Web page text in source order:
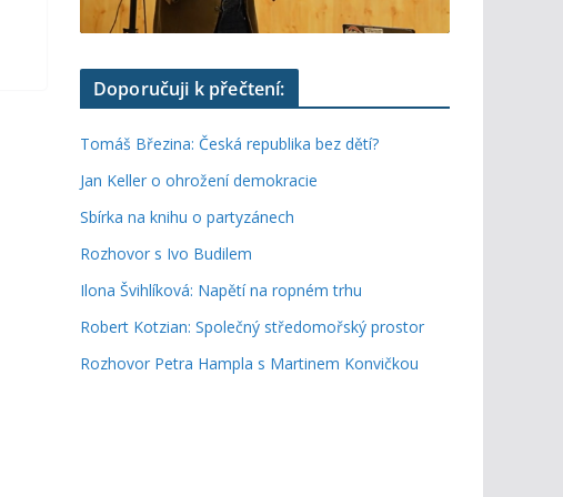
Doporučuji k přečtení:
Tomáš Březina: Česká republika bez dětí?
Jan Keller o ohrožení demokracie
Sbírka na knihu o partyzánech
Rozhovor s Ivo Budilem
Ilona Švihlíková: Napětí na ropném trhu
Robert Kotzian: Společný středomořský prostor
Rozhovor Petra Hampla s Martinem Konvičkou